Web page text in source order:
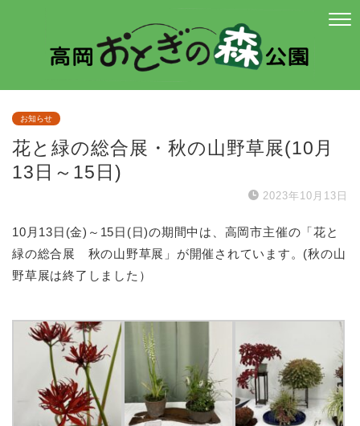
お知らせ
花と緑の総合展・秋の山野草展(10月
13日～15日)
2023年10月13日
10月13日(金)～15日(日)の期間中は、高岡市主催の「花と
緑の総合展 秋の山野草展」が開催されています。(秋の山
野草展は終了しました）